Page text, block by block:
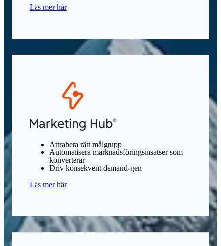
Läs mer här
Attrahera rätt målgrupp
Automatisera marknadsföringsinsatser som
konverterar
Driv konsekvent demand-gen
Läs mer här